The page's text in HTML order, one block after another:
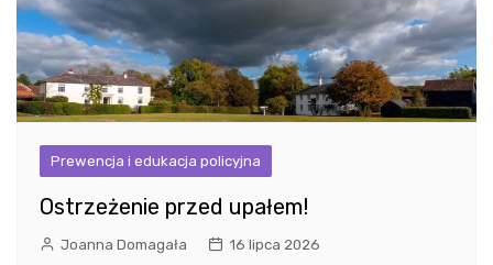
Prewencja i edukacja policyjna
Ostrzeżenie przed upałem!
Joanna Domagała 16 lipca 2026